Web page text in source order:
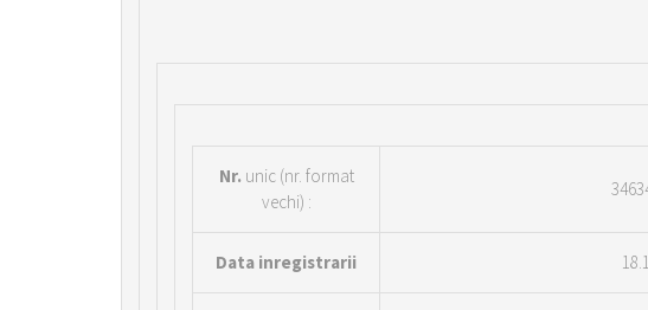
Nr. unic (nr. format
vechi) :
Data inregistrarii